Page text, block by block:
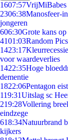
1607:57
2306:38Manosfeer-
jongeren
606:30Grote kans
4101:03Random
1423:17
voor waardeverlies
1422:35Hoge
dementie
1822:06Pentagon
119:31Uitslag sc
219:28Vollering
eindzege
618:34Natuurbrand
kijkers